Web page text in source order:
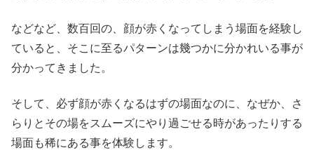
などなど、数百回の、顔が赤くなってしまう場面を経験し
ていると、そこに至るパターンは幾つかに分かれいる事が
分かってきました。
そして、必ず顔が赤くなるはずの場面なのに、なぜか、さ
らりとその場をスムーズにやり過ごせる時があったりする
場面も稀にある事を体験します。